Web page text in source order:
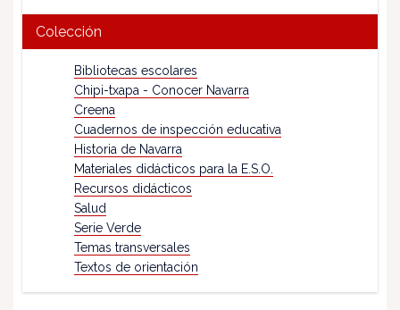
Colección
Bibliotecas escolares
Chipi-txapa - Conocer Navarra
Creena
Cuadernos de inspección educativa
Historia de Navarra
Materiales didácticos para la E.S.O.
Recursos didácticos
Salud
Serie Verde
Temas transversales
Textos de orientación